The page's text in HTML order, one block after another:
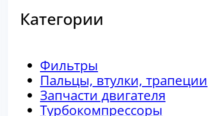
Категории
Фильтры
Пальцы, втулки, трапеции
Запчасти двигателя
Турбокомпрессоры